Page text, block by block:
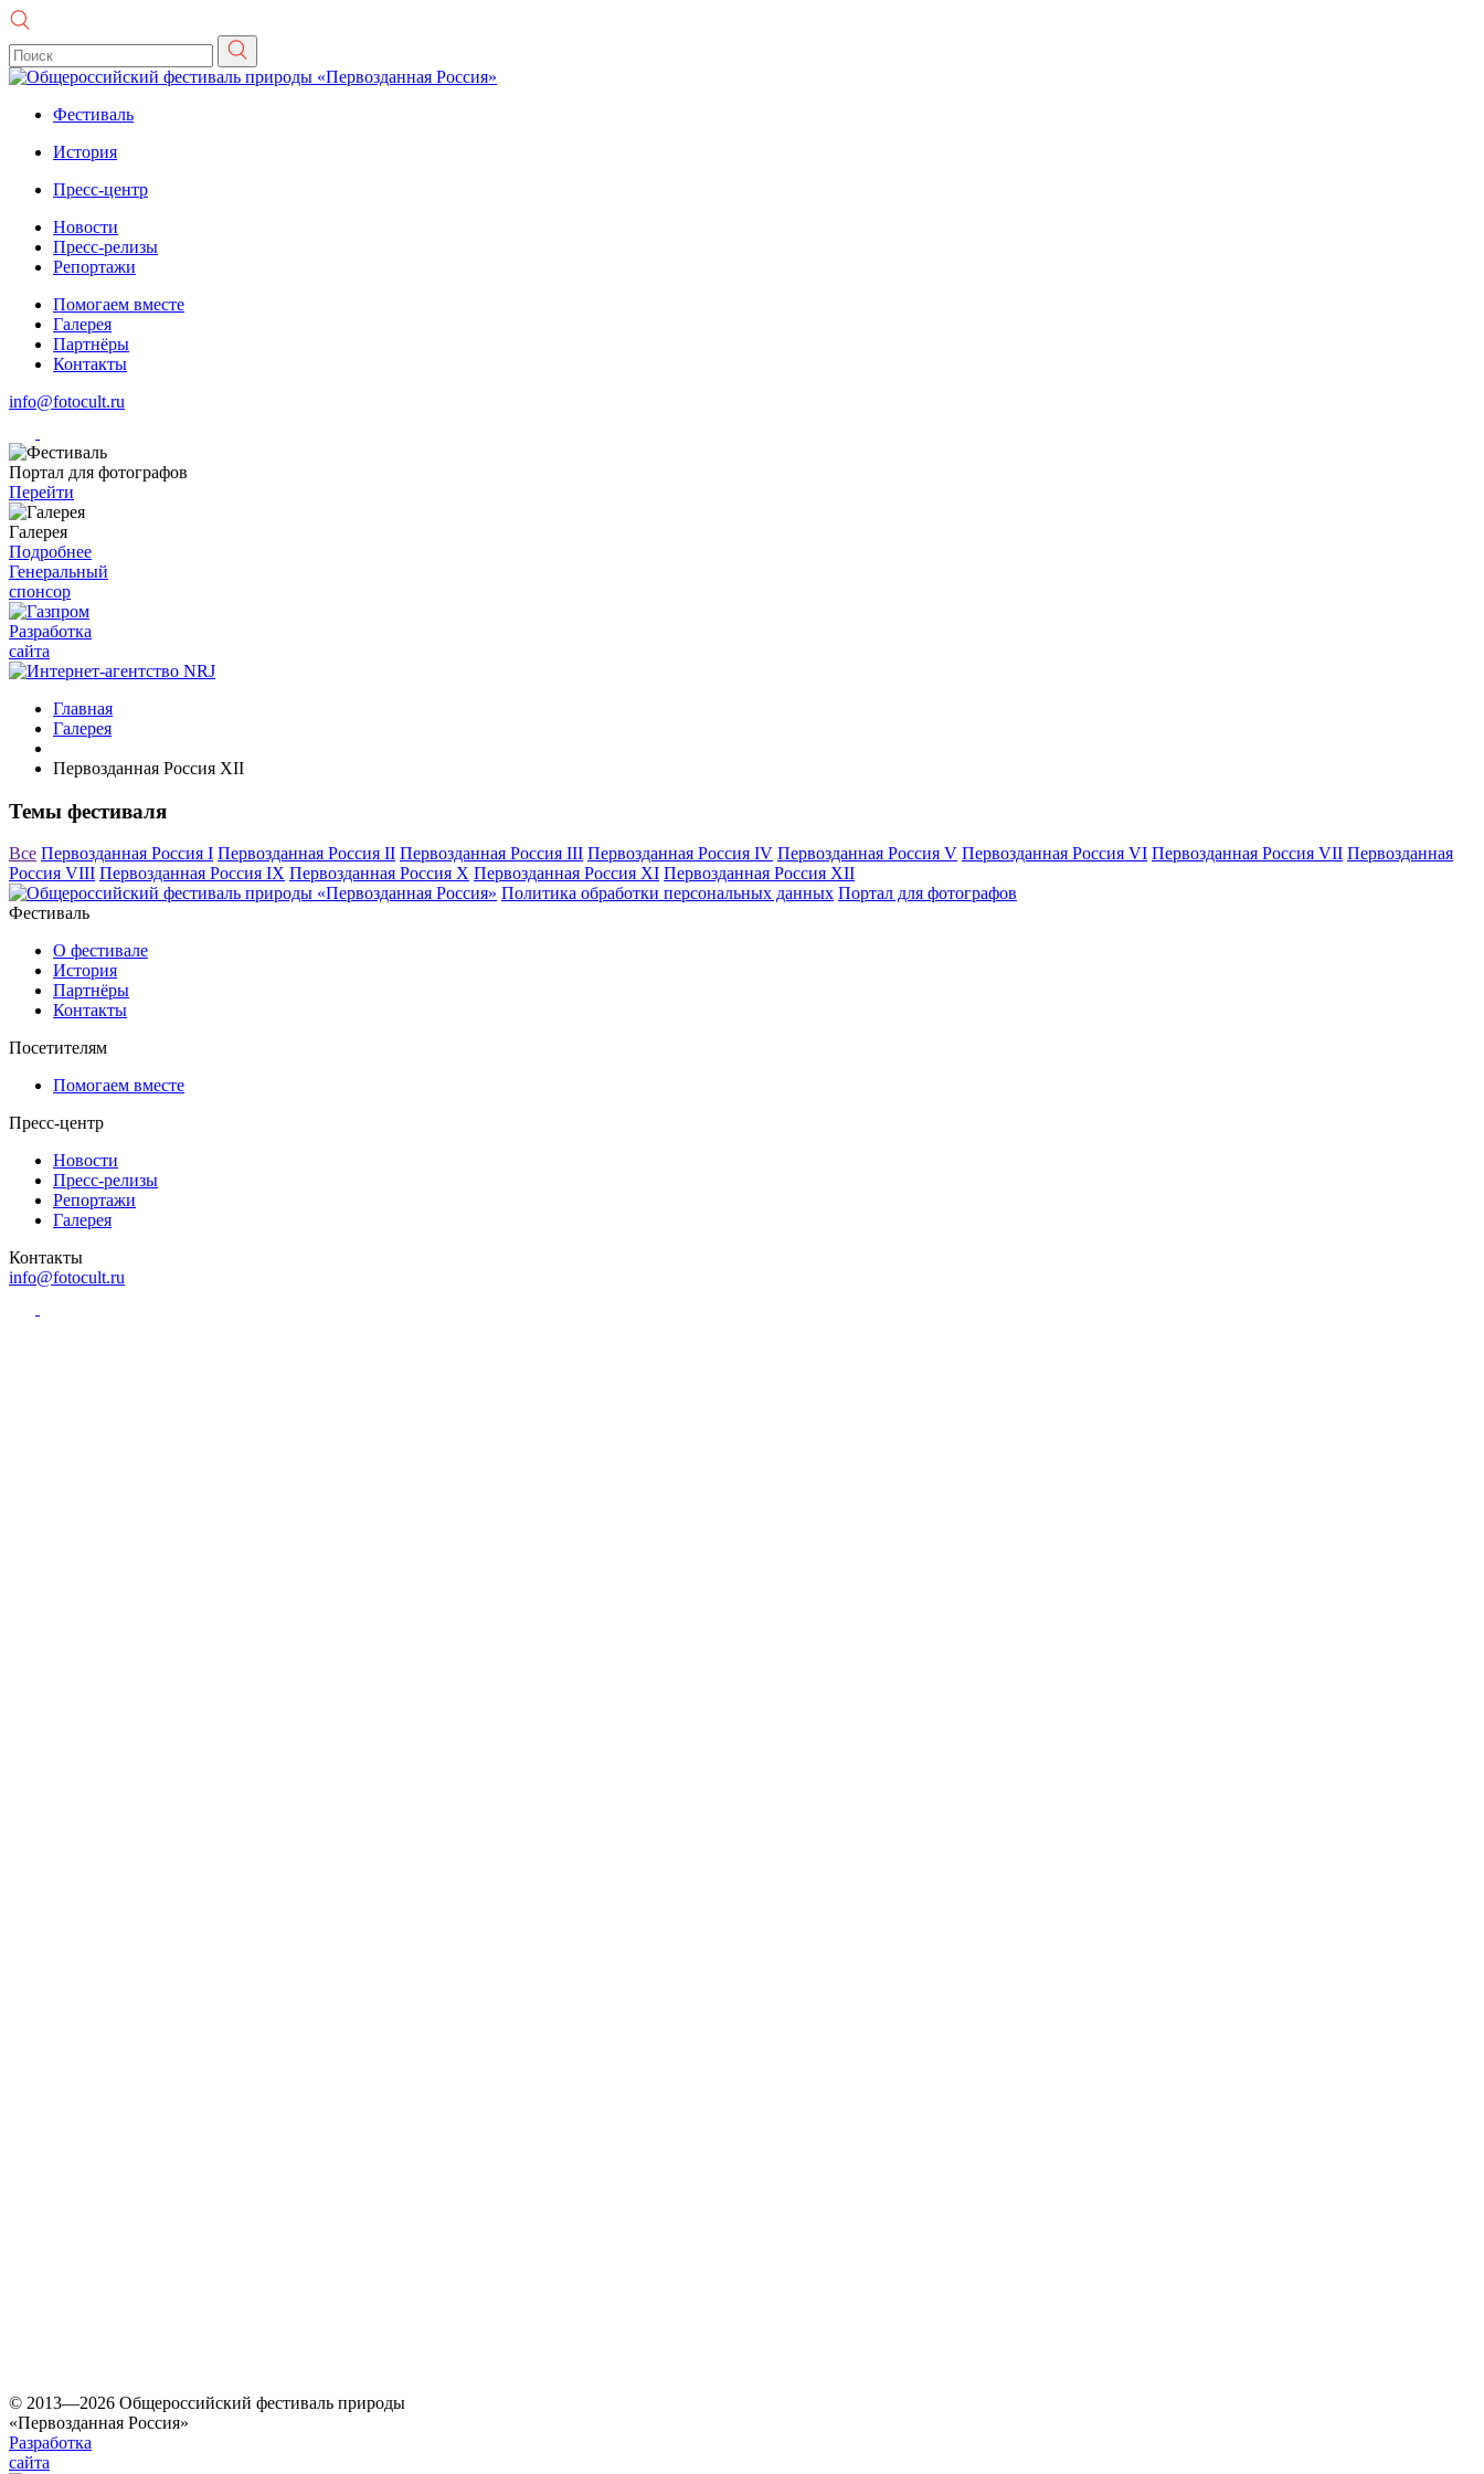
Фестиваль
История
Пресс-центр
Новости
Пресс-релизы
Репортажи
Помогаем вместе
Галерея
Партнёры
Контакты
info@fotocult.ru
Портал для фотографов
Перейти
Галерея
Подробнее
Генеральный
спонсор
Разработка
сайта
Главная
Галерея
Первозданная Россия XII
Темы фестиваля
Все Первозданная Россия I Первозданная Россия II Первозданная Россия III Первозданная Россия IV Первозданная Россия V Первозданная Россия VI Первозданная Россия VII Первозданная
Россия VIII Первозданная Россия IX Первозданная Россия X Первозданная Россия XI Первозданная Россия XII
Политика обработки персональных данных Портал для фотографов
Фестиваль
О фестивале
История
Партнёры
Контакты
Посетителям
Помогаем вместе
Пресс-центр
Новости
Пресс-релизы
Репортажи
Галерея
Контакты
info@fotocult.ru
© 2013—2026 Общероссийский фестиваль природы
«Первозданная Россия»
Разработка
сайта